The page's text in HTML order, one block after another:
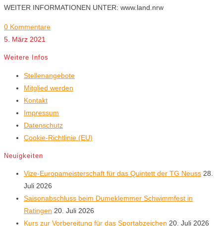
WEITER INFORMATIONEN UNTER: www.land.nrw
0 Kommentare
5. März 2021
Weitere Infos
Stellenangebote
Mitglied werden
Kontakt
Impressum
Datenschutz
Cookie-Richtlinie (EU)
Neuigkeiten
Vize-Europameisterschaft für das Quintett der TG Neuss 28.
Juli 2026
Saisonabschluss beim Dumeklemmer Schwimmfest in
Ratingen 20. Juli 2026
Kurs zur Vorbereitung für das Sportabzeichen 20. Juli 2026